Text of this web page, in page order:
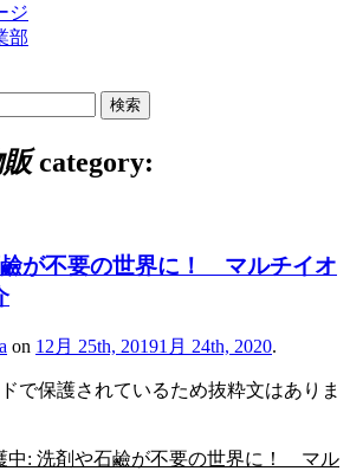
ジ
部
category:
が不要の世界に！ マルチイオ
on 12月 25th, 20191月 24th, 2020.
で保護されているため抜粋文はありま
中: 洗剤や石鹼が不要の世界に！ マル